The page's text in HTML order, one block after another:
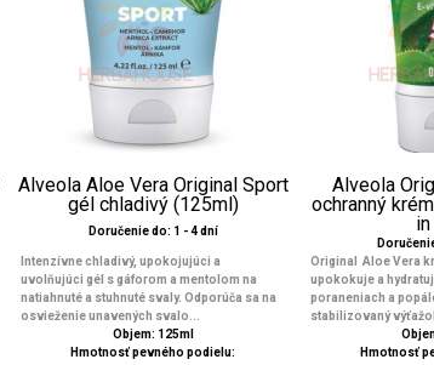
Alveola Aloe Vera Original Sport
gél chladivý (125ml)
Doručenie do: 1 - 4 dní
Intenzívne chladivý, upokojujúci a
uvolňujúci gél s gáforom a mentolom na
natiahnuté a stuhnuté svaly. Odporúča sa na
osvieženie unavených svalo...
Objem: 125ml
Hmotnosť pevného podielu:
Alveola
ochranný
in
Original Aloe Vera
upokokuje a
poraneniach a
stabilizovaný výťažok
Hmotnosť